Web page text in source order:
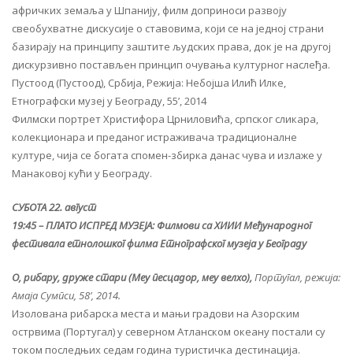
афричких земаља у Шпанију, филм доприноси развоју
свеобухватне дискусије о ставовима, који се на једној страни
базирају на принципу заштите људских права, док је на другој
дискурзивно постављен принцип очувања културног наслеђа.
Пустоод (Пустоод), Србија, Режија: Небојша Илић Илке,
Етнографски музеј у Београду, 55’, 2014
Филмски портрет Христифора Црниловића, српског сликара,
колекционара и преданог истраживача традиционалне
културе, чија се богата спомен-збирка данас чува и излаже у
Манаковој кући у Београду.
СУБОТА 22. август
19:45 – ПЛАТО ИСПРЕД МУЗЕЈА: Филмови са XИИИ Међународног
фестивала етнолошког филма Етнографског музеја у Београду
О, рибару, друже стари (Меу песцадор, меу велхо), Португал, режија:
Амаја Сумпси, 58’, 2014.
Изолована рибарска места и мањи градови на Азорским
острвима (Португал) у северном Атланском океану постали су
током последњих седам година туристичка дестинација.